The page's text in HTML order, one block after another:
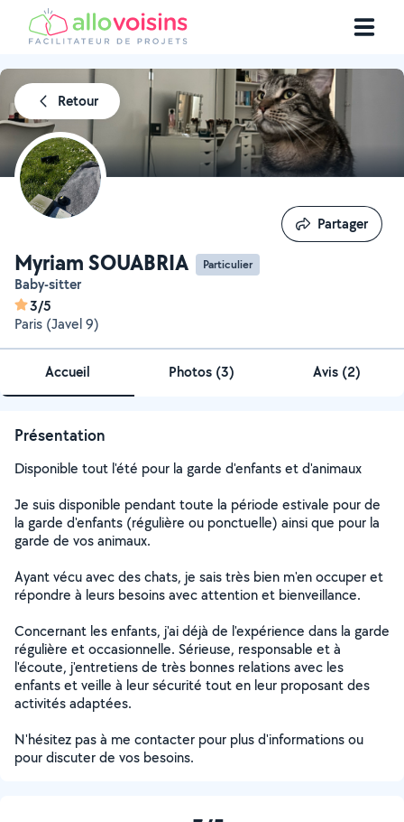
Retour
Myriam SOUABRIA Particulier
Baby-sitter
3/5
Paris (Javel 9)
Partager
Partager
Accueil Photos (3) Avis (2)
Présentation
Disponible tout l'été pour la garde d'enfants et d'animaux
Je suis disponible pendant toute la période estivale pour de
la garde d'enfants (régulière ou ponctuelle) ainsi que pour la
garde de vos animaux.
Ayant vécu avec des chats, je sais très bien m'en occuper et
répondre à leurs besoins avec attention et bienveillance.
Concernant les enfants, j'ai déjà de l'expérience dans la garde
régulière et occasionnelle. Sérieuse, responsable et à
l'écoute, j'entretiens de très bonnes relations avec les
enfants et veille à leur sécurité tout en leur proposant des
activités adaptées.
N'hésitez pas à me contacter pour plus d'informations ou
pour discuter de vos besoins.